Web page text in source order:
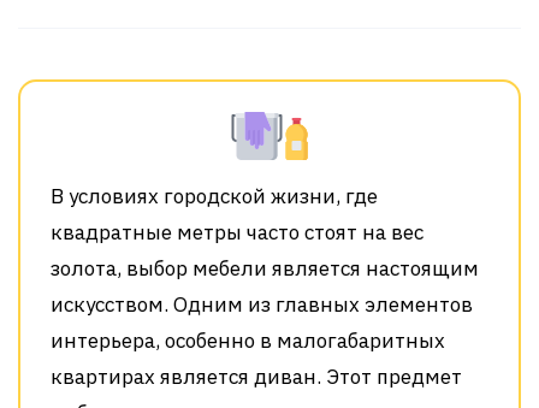
В условиях городской жизни, где
квадратные метры часто стоят на вес
золота, выбор мебели является настоящим
искусством. Одним из главных элементов
интерьера, особенно в малогабаритных
квартирах является диван. Этот предмет